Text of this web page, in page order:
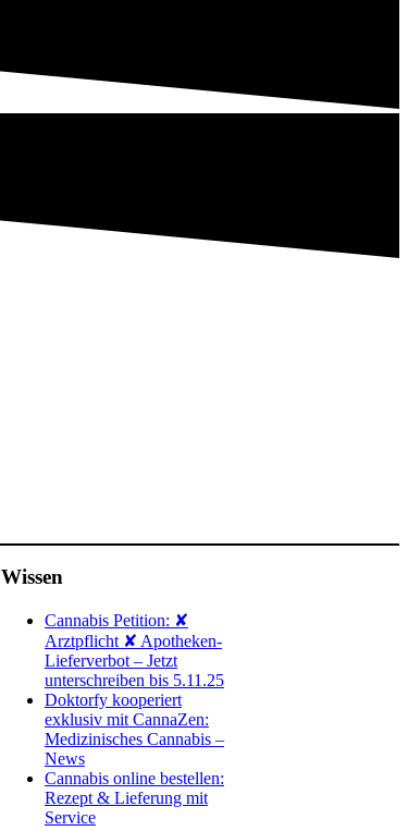
Wissen
Cannabis Petition: ✘
Arztpflicht ✘ Apotheken-
Lieferverbot – Jetzt
unterschreiben bis 5.11.25
Doktorfy kooperiert
exklusiv mit CannaZen:
Medizinisches Cannabis –
News
Cannabis online bestellen:
Rezept & Lieferung mit
Service